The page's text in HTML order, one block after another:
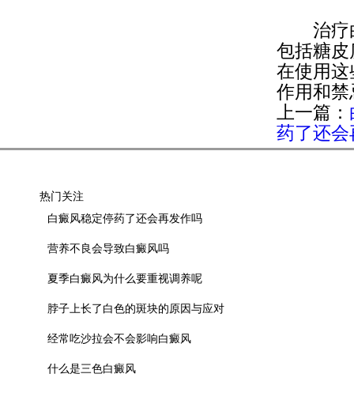
治疗
包括糖
在使用
作用和禁
上一篇：
药了还
热门关注
白癜风稳定停药了还会再发作吗
营养不良会导致白癜风吗
夏季白癜风为什么要重视调养呢
脖子上长了白色的斑块的原因与应对
经常吃沙拉会不会影响白癜风
什么是三色白癜风